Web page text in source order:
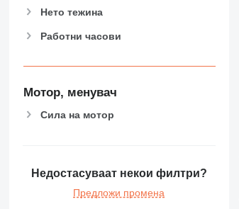
Нето тежина
Работни часови
Мотор, менувач
Сила на мотор
Недостасуваат некои филтри?
Предложи промена